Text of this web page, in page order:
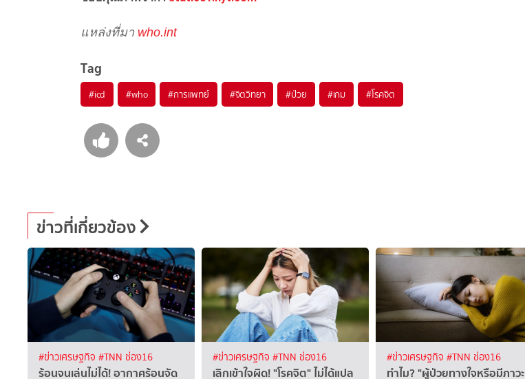
แหล่งที่มา who.int
Tag
#icd #who #การแพทย์ #จิตวิทยา #ป่วย #เกม #โรคจิต
ข่าวที่เกี่ยวข้อง
#ข่าวเศรษฐกิจ #TNN ช่อง16
ร้อนจนเล่นไม่ได้! อากาศร้อนจัด
#ข่าวเศรษฐกิจ #TNN ช่อง16
เลิกเข้าใจผิด! "โรคจิต" ไม่ได้แปล
#ข่าวเศรษฐกิจ #TNN ช่อง16
ทำไม? "ผู้ป่วยทางใจหรือมีภาวะ